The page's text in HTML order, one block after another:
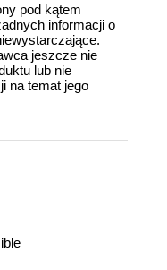
pod kątem
informacji o
jeszcze nie
lub nie
na temat jego